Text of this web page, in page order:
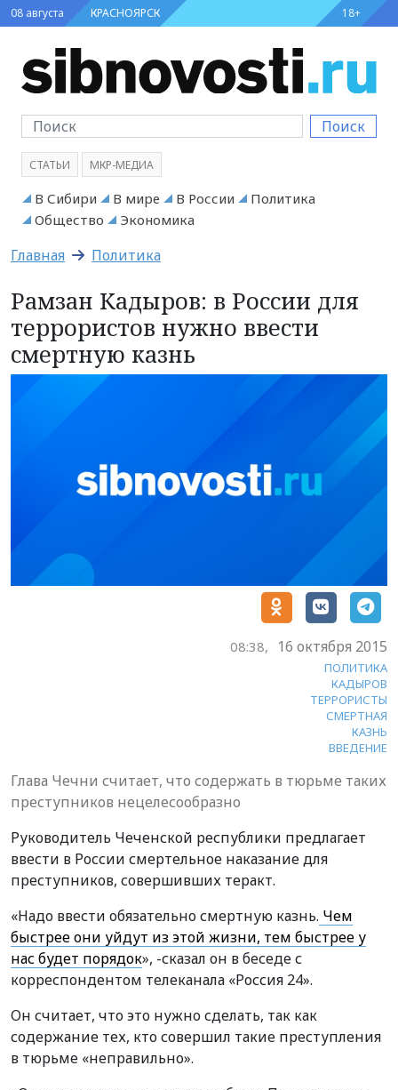
08 августа КРАСНОЯРСК 18+
Поиск
СТАТЬИ МКР-МЕДИА
В Сибири В мире В России
Политика
Общество
Экономика
Главная Политика
Рамзан Кадыров: в России для
террористов нужно ввести
смертную казнь
08:38, 16 октября 2015
ПОЛИТИКА
КАДЫРОВ
ТЕРРОРИСТЫ
СМЕРТНАЯ
КАЗНЬ
ВВЕДЕНИЕ
Глава Чечни считает, что содержать в тюрьме таких
преступников нецелесообразно
Руководитель Чеченской республики предлагает
ввести в России смертельное наказание для
преступников, совершивших теракт.
«Надо ввести обязательно смертную казнь. Чем
быстрее они уйдут из этой жизни, тем быстрее у
нас будет порядок», -сказал он в беседе с
корреспондентом телеканала «Россия 24».
Он считает, что это нужно сделать, так как
содержание тех, кто совершил такие преступления
в тюрьме «неправильно».